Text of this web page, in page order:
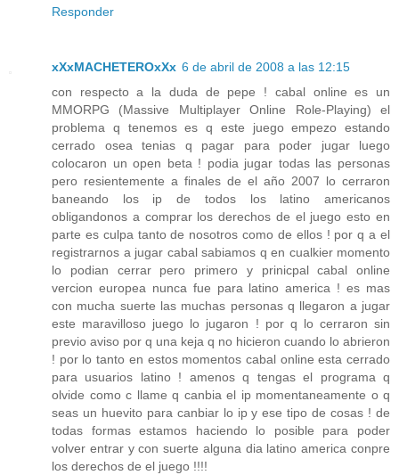
Responder
xXxMACHETEROxXx 6 de abril de 2008 a las 12:15
con respecto a la duda de pepe ! cabal online es un
MMORPG (Massive Multiplayer Online Role-Playing) el
problema q tenemos es q este juego empezo estando
cerrado osea tenias q pagar para poder jugar luego
colocaron un open beta ! podia jugar todas las personas
pero resientemente a finales de el año 2007 lo cerraron
baneando los ip de todos los latino americanos
obligandonos a comprar los derechos de el juego esto en
parte es culpa tanto de nosotros como de ellos ! por q a el
registrarnos a jugar cabal sabiamos q en cualkier momento
lo podian cerrar pero primero y prinicpal cabal online
vercion europea nunca fue para latino america ! es mas
con mucha suerte las muchas personas q llegaron a jugar
este maravilloso juego lo jugaron ! por q lo cerraron sin
previo aviso por q una keja q no hicieron cuando lo abrieron
! por lo tanto en estos momentos cabal online esta cerrado
para usuarios latino ! amenos q tengas el programa q
olvide como c llame q canbia el ip momentaneamente o q
seas un huevito para canbiar lo ip y ese tipo de cosas ! de
todas formas estamos haciendo lo posible para poder
volver entrar y con suerte alguna dia latino america conpre
los derechos de el juego !!!!